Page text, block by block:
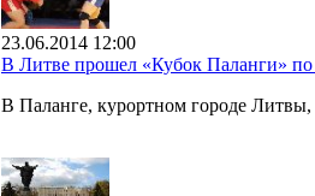
23.06.2014 12:00
В Литве прошел «Кубок Паланги»
В Паланге, курортном городе